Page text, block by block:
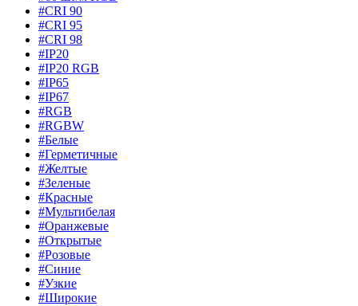
#CRI 90
#CRI 95
#CRI 98
#IP20
#IP20 RGB
#IP65
#IP67
#RGB
#RGBW
#Белые
#Герметичные
#Желтые
#Зеленые
#Красные
#Мультибелая
#Оранжевые
#Открытые
#Розовые
#Синие
#Узкие
#Широкие